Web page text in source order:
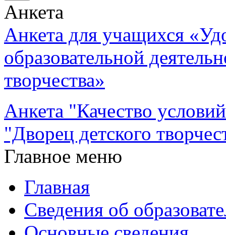
Анкета
Анкета для учащихся
образовательной
творчества»
Анкета "Качество
"Дворец детского
Главное меню
Главная
Сведения об